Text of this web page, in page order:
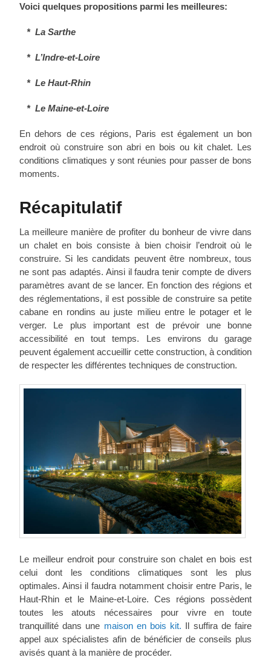
Voici quelques propositions parmi les meilleures:
* La Sarthe
* L’Indre-et-Loire
* Le Haut-Rhin
* Le Maine-et-Loire
En dehors de ces régions, Paris est également un bon
endroit où construire son abri en bois ou kit chalet. Les
conditions climatiques y sont réunies pour passer de bons
moments.
Récapitulatif
La meilleure manière de profiter du bonheur de vivre dans
un chalet en bois consiste à bien choisir l’endroit où le
construire. Si les candidats peuvent être nombreux, tous
ne sont pas adaptés. Ainsi il faudra tenir compte de divers
paramètres avant de se lancer. En fonction des régions et
des réglementations, il est possible de construire sa petite
cabane en rondins au juste milieu entre le potager et le
verger. Le plus important est de prévoir une bonne
accessibilité en tout temps. Les environs du garage
peuvent également accueillir cette construction, à condition
de respecter les différentes techniques de construction.
Le meilleur endroit pour construire son chalet en bois est
celui dont les conditions climatiques sont les plus
optimales. Ainsi il faudra notamment choisir entre Paris, le
Haut-Rhin et le Maine-et-Loire. Ces régions possèdent
toutes les atouts nécessaires pour vivre en toute
tranquillité dans une maison en bois kit.
Il suffira de faire
appel aux spécialistes afin de bénéficier de conseils plus
avisés quant à la manière de procéder.